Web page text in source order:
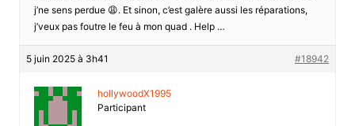
j’ne sens perdue 😩. Et sinon, c’est galère aussi les réparations,
j’veux pas foutre le feu à mon quad . Help …
5 juin 2025 à 3h41 #18942
hollywoodX1995
Participant